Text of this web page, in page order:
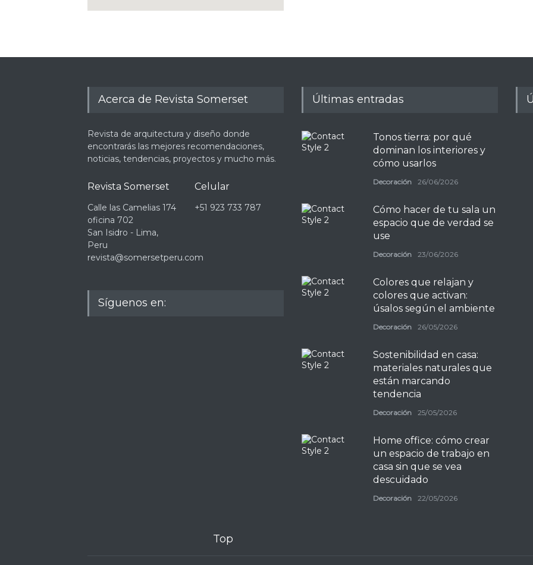
Acerca de Revista Somerset
Revista de arquitectura y diseño donde
encontrarás las mejores recomendaciones,
noticias, tendencias, proyectos y mucho más.
Revista Somerset
Calle las Camelias 174
oficina 702
San Isidro - Lima,
Peru
revista@somersetperu.com
Celular
+51 923 733 787
Síguenos en:
Últimas entradas
Tonos tierra: por qué
dominan los interiores y
cómo usarlos
Decoración 26/06/2026
Cómo hacer de tu sala un
espacio que de verdad se
use
Decoración 23/06/2026
Colores que relajan y
colores que activan:
úsalos según el ambiente
Decoración 26/05/2026
Sostenibilidad en casa:
materiales naturales que
están marcando
tendencia
Decoración 25/05/2026
Home office: cómo crear
un espacio de trabajo en
casa sin que se vea
descuidado
Decoración 22/05/2026
Top